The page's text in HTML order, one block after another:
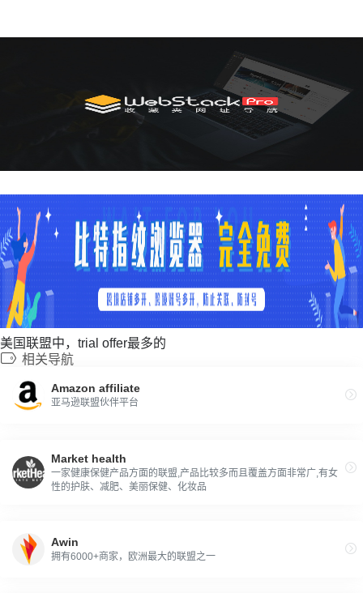
美国联盟中，trial offer最多的
相关导航
Amazon affiliate
亚马逊联盟伙伴平台
Market health
一家健康保健产品方面的联盟,产品比较多而且覆盖方面非常广,有女
性的护肤、减肥、美丽保健、化妆品
Awin
拥有6000+商家，欧洲最大的联盟之一